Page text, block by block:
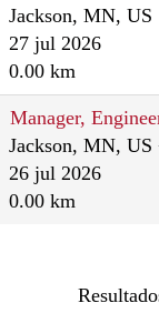
Jackson, MN, US
27 jul 2026
0.00 km
Manager,
Jackson, MN, US
26 jul 2026
0.00 km